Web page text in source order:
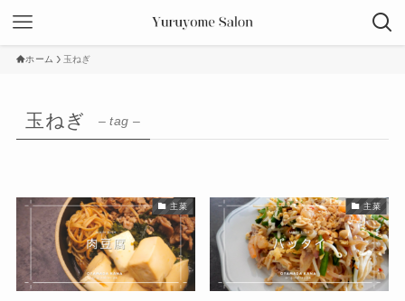
ホーム 玉ねぎ
玉ねぎ – tag –
主菜 主菜